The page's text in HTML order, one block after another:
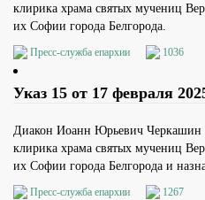
клирика храма святых мучениц
их Софии города Белгорода.
Пресс-служба епархии 1036
Указ 15 от 17 февраля
Диакон Иоанн Юрьевич Черкашин
клирика храма святых мучениц
их Софии города Белгорода и
Пресс-служба епархии 1267